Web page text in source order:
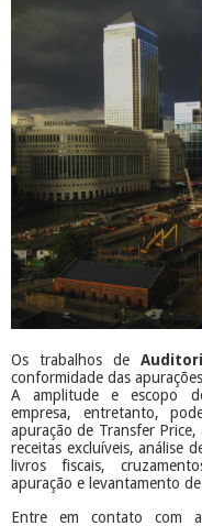
Os trabalhos de
conformidade das
A amplitude e escopo
empresa, entretanto,
apuração de Transfer Price,
receitas excluíveis, análise
livros fiscais,
apuração e levantamento
Entre em contato com